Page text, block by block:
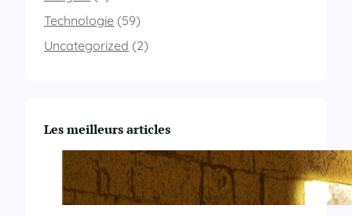
Technologie (59)
Uncategorized (2)
Les meilleurs articles